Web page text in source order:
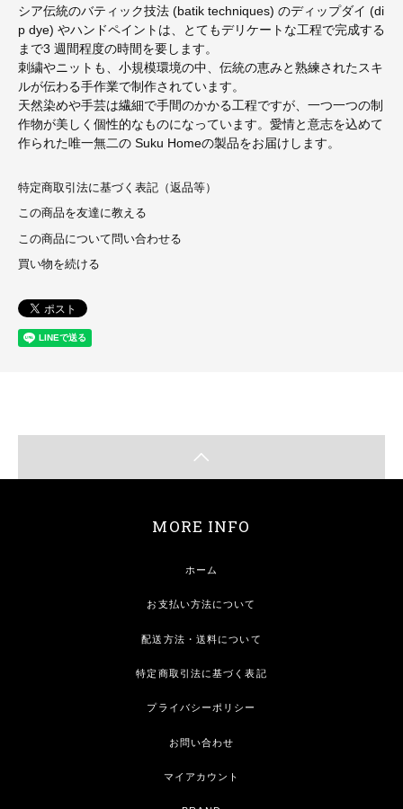
シア伝統のバティック技法 (batik techniques) のディップダイ (di
p dye) やハンドペイントは、とてもデリケートな工程で完成する
まで3 週間程度の時間を要します。
刺繍やニットも、小規模環境の中、伝統の恵みと熟練されたスキ
ルが伝わる手作業で制作されています。
天然染めや手芸は繊細で手間のかかる工程ですが、一つ一つの制
作物が美しく個性的なものになっています。愛情と意志を込めて
作られた唯一無二の Suku Homeの製品をお届けします。
特定商取引法に基づく表記（返品等）
この商品を友達に教える
この商品について問い合わせる
買い物を続ける
MORE INFO
ホーム
お支払い方法について
配送方法・送料について
特定商取引法に基づく表記
プライバシーポリシー
お問い合わせ
マイアカウント